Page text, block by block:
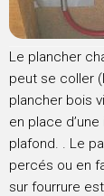
Le plancher
peut se coller
plancher bois
en place
plafond. . Le
percés ou en
sur fourrure